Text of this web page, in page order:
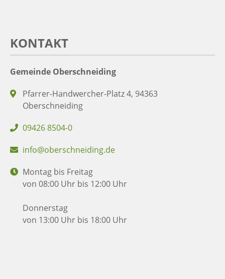
KONTAKT
Gemeinde Oberschneiding
Pfarrer-Handwercher-Platz 4, 94363
Oberschneiding
09426 8504-0
info@oberschneiding.de
Montag bis Freitag
von 08:00 Uhr bis 12:00 Uhr
Donnerstag
von 13:00 Uhr bis 18:00 Uhr